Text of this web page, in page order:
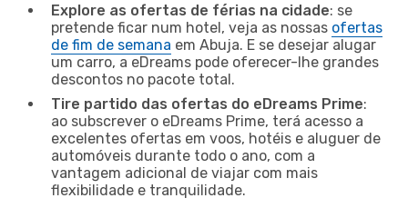
Explore as ofertas de férias na cidade: se
pretende ficar num hotel, veja as nossas ofertas
de fim de semana em Abuja. E se desejar alugar
um carro, a eDreams pode oferecer-lhe grandes
descontos no pacote total.
Tire partido das ofertas do eDreams Prime:
ao subscrever o eDreams Prime, terá acesso a
excelentes ofertas em voos, hotéis e aluguer de
automóveis durante todo o ano, com a
vantagem adicional de viajar com mais
flexibilidade e tranquilidade.